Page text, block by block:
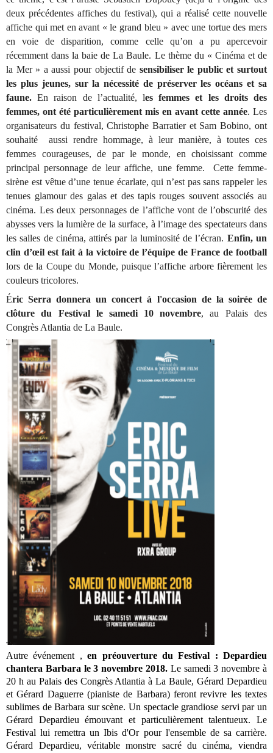
deux précédentes affiches du festival), qui a réalisé cette nouvelle
affiche qui met en avant « le grand bleu » avec une tortue des mers
en voie de disparition, comme celle qu’on a pu apercevoir
récemment dans la baie de La Baule. Le thème du « Cinéma et de
la Mer » a aussi pour objectif de sensibiliser le public et surtout
les plus jeunes, sur la nécessité de préserver les océans et sa
faune. En raison de l’actualité, les femmes et les droits des
femmes, ont été particulièrement mis en avant cette année. Les
organisateurs du festival, Christophe Barratier et Sam Bobino, ont
souhaité aussi rendre hommage, à leur manière, à toutes ces
femmes courageuses, de par le monde, en choisissant comme
principal personnage de leur affiche, une femme. Cette femme-
sirène est vêtue d’une tenue écarlate, qui n’est pas sans rappeler les
tenues glamour des galas et des tapis rouges souvent associés au
cinéma. Les deux personnages de l’affiche vont de l’obscurité des
abysses vers la lumière de la surface, à l’image des spectateurs dans
les salles de cinéma, attirés par la luminosité de l’écran. Enfin, un
clin d’œil est fait à la victoire de l’équipe de France de football
lors de la Coupe du Monde, puisque l’affiche arbore fièrement les
couleurs tricolores.
Éric Serra donnera un concert à l'occasion de la soirée de
clôture du Festival le samedi 10 novembre, au Palais des
Congrès Atlantia de La Baule.
Autre événement ,en préouverture du Festival : Depardieu
chantera Barbara le 3 novembre 2018. Le samedi 3 novembre à
20 h au Palais des Congrès Atlantia à La Baule, Gérard Depardieu
et Gérard Daguerre (pianiste de Barbara) feront revivre les textes
sublimes de Barbara sur scène. Un spectacle grandiose servi par un
Gérard Depardieu émouvant et particulièrement talentueux. Le
Festival lui remettra un Ibis d'Or pour l'ensemble de sa carrière.
Gérard Depardieu, véritable monstre sacré du cinéma, viendra